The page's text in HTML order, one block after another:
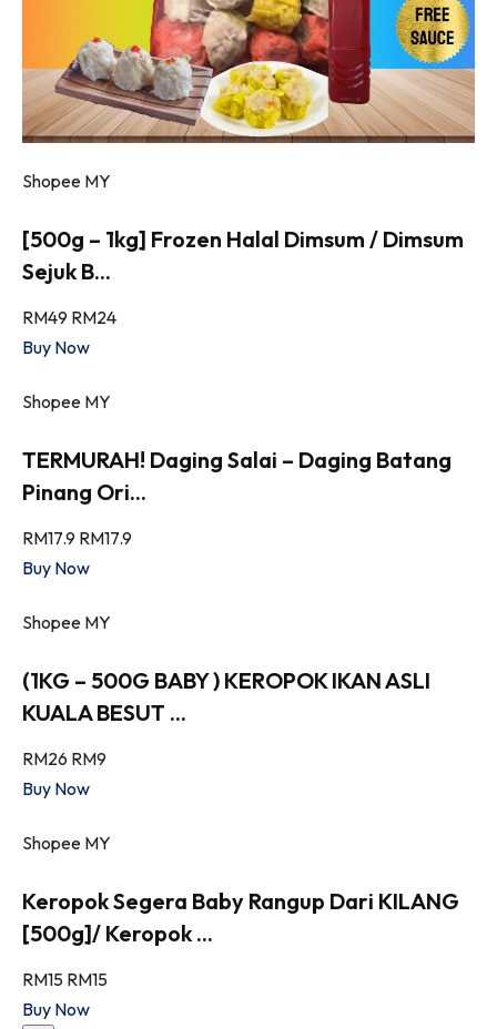
Shopee MY
[500g – 1kg] Frozen Halal Dimsum / Dimsum
Sejuk B...
RM49 RM24
Buy Now
Shopee MY
TERMURAH! Daging Salai – Daging Batang
Pinang Ori...
RM17.9 RM17.9
Buy Now
Shopee MY
(1KG – 500G BABY ) KEROPOK IKAN ASLI
KUALA BESUT ...
RM26 RM9
Buy Now
Shopee MY
Keropok Segera Baby Rangup Dari KILANG
[500g]/ Keropok ...
RM15 RM15
Buy Now